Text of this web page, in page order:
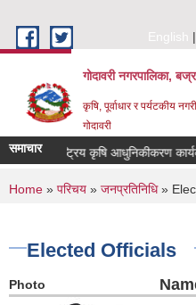
English
गोदावरी नगरपालिका,
कृषि, पूर्वाधार र पर्यटकीय
गोदावरी
समाचार
You are here
Home » परिचय » जनप्रतिनिधि»
Elected Officials
Photo